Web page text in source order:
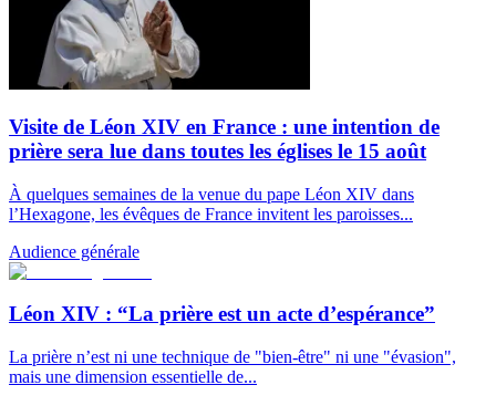
Visite de Léon XIV en France : une intention de
prière sera lue dans toutes les églises le 15 août
À quelques semaines de la venue du pape Léon XIV dans
l’Hexagone, les évêques de France invitent les paroisses...
Audience générale
Léon XIV : “La prière est un acte d’espérance”
La prière n’est ni une technique de "bien-être" ni une "évasion",
mais une dimension essentielle de...